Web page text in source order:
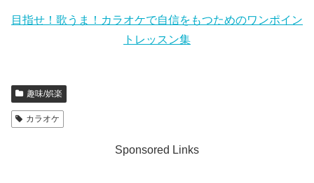
目指せ！歌うま！カラオケで自信をもつためのワンポイン
トレッスン集
趣味/娯楽
カラオケ
Sponsored Links